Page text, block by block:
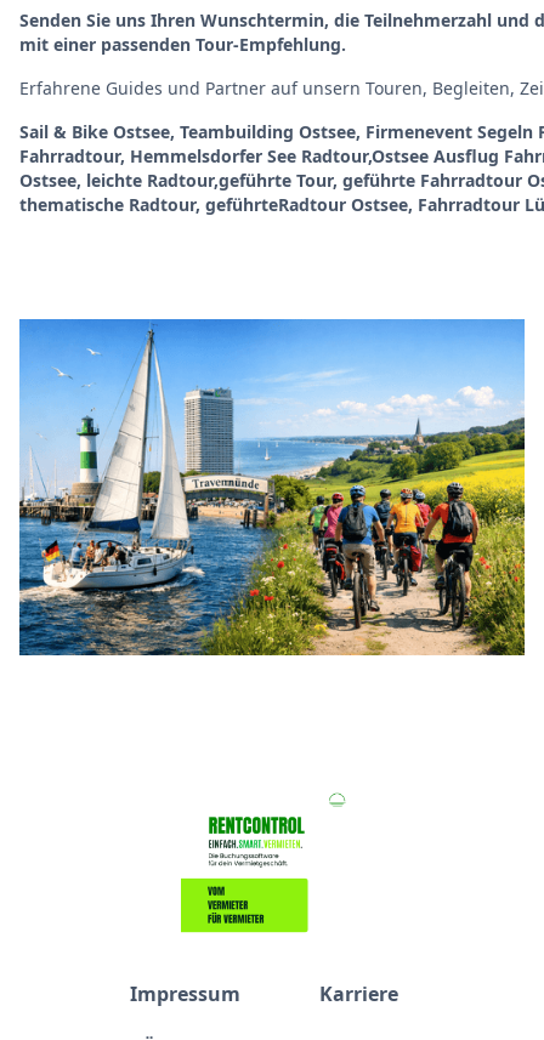
Senden Sie uns Ihren Wunschtermin, die Teilnehmerzahl und
mit einer passenden Tour-Empfehlung.
Erfahrene Guides und Partner auf unsern Touren, Begleiten,
Sail & Bike Ostsee, Teambuilding Ostsee, Firmenevent
Fahrradtour, Hemmelsdorfer See Radtour,Ostsee Ausflug
Ostsee, leichte Radtour,geführte Tour, geführte Fahrradtour
thematische Radtour, geführteRadtour Ostsee, Fahrradtour
Impressum
Karriere